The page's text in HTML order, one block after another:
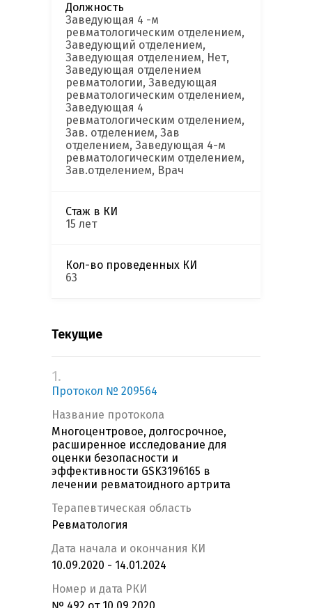
Должность
Заведующая 4 -м
ревматологическим отделением,
Заведующий отделением,
Заведующая отделением, Нет,
Заведующая отделением
ревматологии, Заведующая
ревматологическим отделением,
Заведующая 4
ревматологическим отделением,
Зав. отделением, Зав
отделением, Заведующая 4-м
ревматологическим отделением,
Зав.отделением, Врач
Стаж в КИ
15 лет
Кол-во проведенных КИ
63
Текущие
1.
Протокол № 209564
Название протокола
Многоцентровое, долгосрочное,
расширенное исследование для
оценки безопасности и
эффективности GSK3196165 в
лечении ревматоидного артрита
Терапевтическая область
Ревматология
Дата начала и окончания КИ
10.09.2020 - 14.01.2024
Номер и дата РКИ